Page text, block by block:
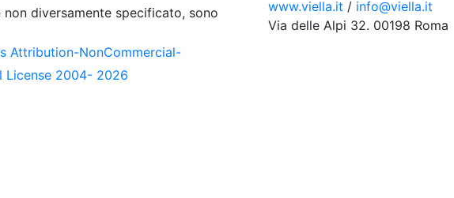
diversamente specificato, sono
Attribution-NonCommercial-
License 2004- 2026
www.viella.it / info@viella.it
Via delle Alpi 32. 00198 Roma